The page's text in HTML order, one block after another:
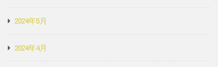
2024年5月
2024年4月